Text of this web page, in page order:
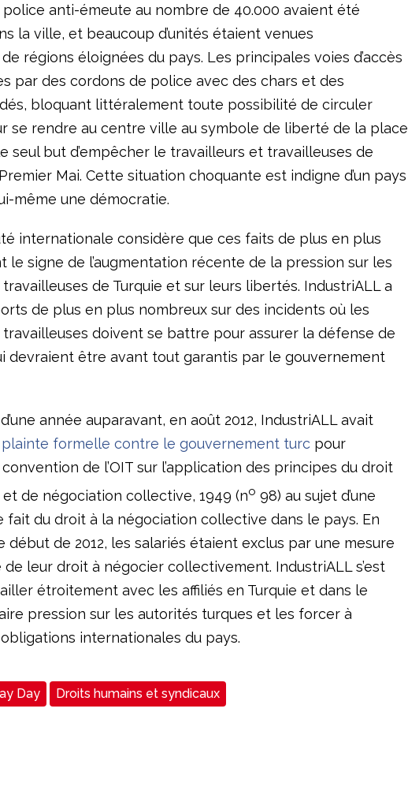
anti-émeute au nombre de 40.000 avaient été
la ville, et beaucoup d’unités étaient venues
régions éloignées du pays. Les principales voies d’accès
par des cordons de police avec des chars et des
bloquant littéralement toute possibilité de circuler
se rendre au centre ville au symbole de liberté de la place
seul but d’empêcher le travailleurs et travailleuses de
Mai. Cette situation choquante est indigne d’un pays
même une démocratie.
internationale considère que ces faits de plus en plus
le signe de l’augmentation récente de la pression sur les
de Turquie et sur leurs libertés. IndustriALL a
de plus en plus nombreux sur des incidents où les
doivent se battre pour assurer la défense de
devraient être avant tout garantis par le gouvernement
année auparavant, en août 2012, IndustriALL avait
plainte formelle contre le gouvernement turcpour
de l’OIT sur l’application des principes du droit
et de négociation collective, 1949 (no 98) au sujet d’une
fait du droit à la négociation collective dans le pays. En
début de 2012, les salariés étaient exclus par une mesure
leur droit à négocier collectivement. IndustriALL s’est
étroitement avec les affiliés en Turquie et dans le
pression sur les autorités turques et les forcer à
internationales du pays.
Day Droits humains et syndicaux